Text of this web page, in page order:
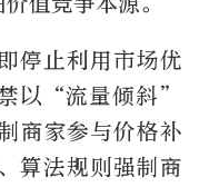
停止利用市场优
以“流量倾斜”
商家参与价格补
算法规则强制商